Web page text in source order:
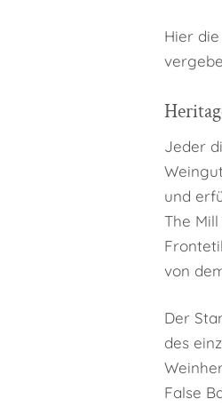
Hier
Jeder
und
The
von
Der
des
False